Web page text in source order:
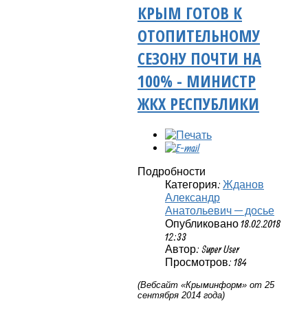
КРЫМ ГОТОВ К
ОТОПИТЕЛЬНОМУ
СЕЗОНУ ПОЧТИ НА
100% - МИНИСТР
ЖКХ РЕСПУБЛИКИ
Подробности
Категория: Жданов
Александр
Анатольевич — досье
Опубликовано 18.02.2018
12:33
Автор: Super User
Просмотров: 184
(Вебсайт «Крыминформ» от 25
сентября 2014 года)